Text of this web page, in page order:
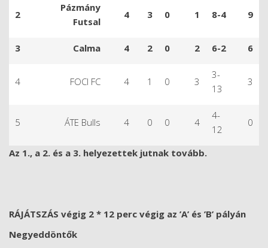
2
Pázmány
Futsal
4 3 0 1 8-4 9
3 Calma 4 2 0 2 6-2 6
4 FOCI FC 4 1 0 3
3-
13
3
5 ÁTE Bulls 4 0 0 4
4-
12
0
Az 1., a 2. és a 3. helyezettek jutnak tovább.
RÁJÁTSZÁS végig 2 * 12 perc végig az ’A’ és ’B’ pályán
Negyeddöntők